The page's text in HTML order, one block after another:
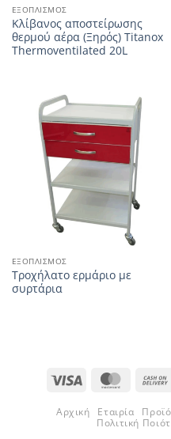
ΕΞΟΠΛΙΣΜΌΣ
Κλίβανος αποστείρωσης
θερμού αέρα (Ξηρός) Titanox
Thermoventilated 20L
ΕΞΟΠΛΙΣΜΌΣ
Τροχήλατο ερμάριο με
συρτάρια
Visa
Αρχική Εταιρία
Πολιτική